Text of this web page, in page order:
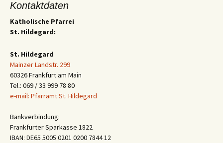
Kontaktdaten
Katholische Pfarrei
St. Hildegard:
St. Hildegard
Mainzer Landstr. 299
60326 Frankfurt am Main
Tel.: 069 / 33 999 78 80
e-mail: Pfarramt St. Hildegard
Bankverbindung:
Frankfurter Sparkasse 1822
IBAN: DE65 5005 0201 0200 7844 12